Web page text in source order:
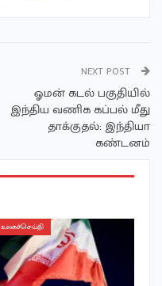
NEXT POST
ஓமன் கடல் பகுதியில்
இந்திய வணிக கப்பல் மீது
தாக்குதல்: இந்தியா
கண்டனம்
உலகச்செய்தி